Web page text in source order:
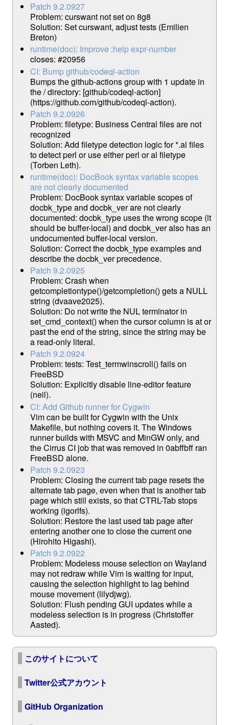
Patch 9.2.0927
Problem: curswant not set on 8g8
Solution: Set curswant, adjust tests (Emilien
Breton)
runtime(doc): Improve :help expr-number
closes: #20956
CI: Bump github/codeql-action
Bumps the github-actions group with 1 update in
the / directory: [github/codeql-action]
(https://github.com/github/codeql-action).
Patch 9.2.0926
Problem: filetype: Business Central files are not
recognized
Solution: Add filetype detection logic for *.al files
to detect perl or use either perl or al filetype
(Torben Leth).
runtime(doc): DocBook syntax variable scopes
are not clearly documented
Problem: DocBook syntax variable scopes of
docbk_type and docbk_ver are not clearly
documented: docbk_type uses the wrong scope (it
should be buffer-local) and docbk_ver also has an
undocumented buffer-local version.
Solution: Correct the docbk_type examples and
describe the docbk_ver precedence.
Patch 9.2.0925
Problem: Crash when
getcompletiontype()/getcompletion() gets a NULL
string (dvaave2025).
Solution: Do not write the NUL terminator in
set_cmd_context() when the cursor column is at or
past the end of the string, since the string may be
a read-only literal.
Patch 9.2.0924
Problem: tests: Test_termwinscroll() fails on
FreeBSD
Solution: Explicitly disable line-editor feature
(neil).
CI: Add Github runner for Cygwin
Vim can be built for Cygwin with the Unix
Makefile, but nothing covers it. The Windows
runner builds with MSVC and MinGW only, and
the Cirrus CI job that was removed in 0abffbff ran
FreeBSD alone.
Patch 9.2.0923
Problem: Closing the current tab page resets the
alternate tab page, even when that is another tab
page which still exists, so that CTRL-Tab stops
working (igorlfs).
Solution: Restore the last used tab page after
entering another one to close the current one
(Hirohito Higashi).
Patch 9.2.0922
Problem: Modeless mouse selection on Wayland
may not redraw while Vim is waiting for input,
causing the selection highlight to lag behind
mouse movement (lilydjwg).
Solution: Flush pending GUI updates while a
modeless selection is in progress (Christoffer
Aasted).
このサイトについて
Twitter公式アカウント
GitHub Organization